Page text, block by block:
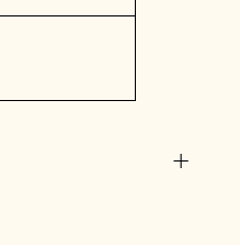
+